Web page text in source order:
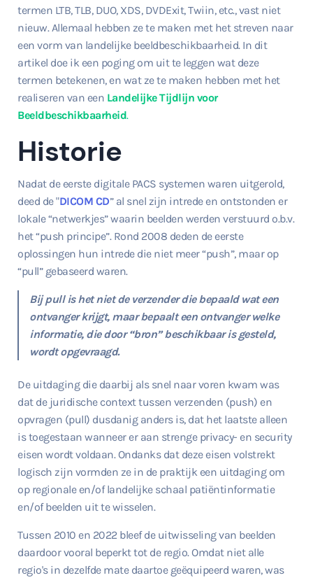
termen LTB, TLB, DUO, XDS, DVDExit, Twiin, etc., vast niet
nieuw. Allemaal hebben ze te maken met het streven naar
een vorm van landelijke beeldbeschikbaarheid. In dit
artikel doe ik een poging om uit te leggen wat deze
termen betekenen, en wat ze te maken hebben met het
realiseren van een Landelijke Tijdlijn voor
Beeldbeschikbaarheid.
Historie
Nadat de eerste digitale PACS systemen waren uitgerold,
deed de "DICOM CD” al snel zijn intrede en ontstonden er
lokale “netwerkjes” waarin beelden werden verstuurd o.b.v.
het “push principe”. Rond 2008 deden de eerste
oplossingen hun intrede die niet meer “push”, maar op
“pull” gebaseerd waren.
Bij pull is het niet de verzender die bepaald wat een
ontvanger krijgt, maar bepaalt een ontvanger welke
informatie, die door “bron” beschikbaar is gesteld,
wordt opgevraagd.
De uitdaging die daarbij als snel naar voren kwam was
dat de juridische context tussen verzenden (push) en
opvragen (pull) dusdanig anders is, dat het laatste alleen
is toegestaan wanneer er aan strenge privacy- en security
eisen wordt voldaan. Ondanks dat deze eisen volstrekt
logisch zijn vormden ze in de praktijk een uitdaging om
op regionale en/of landelijke schaal patiëntinformatie
en/of beelden uit te wisselen.
Tussen 2010 en 2022 bleef de uitwisseling van beelden
daardoor vooral beperkt tot de regio. Omdat niet alle
regio's in dezelfde mate daartoe geëquipeerd waren, was